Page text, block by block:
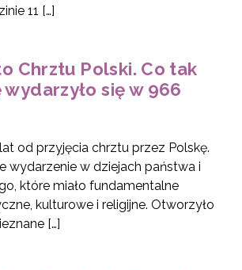
11 […]
Chrztu Polski. Co tak
się w 966
od przyjęcia chrztu przez Polskę.
wydarzenie w dziejach państwa i
które miało fundamentalne
kulturowe i religijne. Otworzyło
[…]